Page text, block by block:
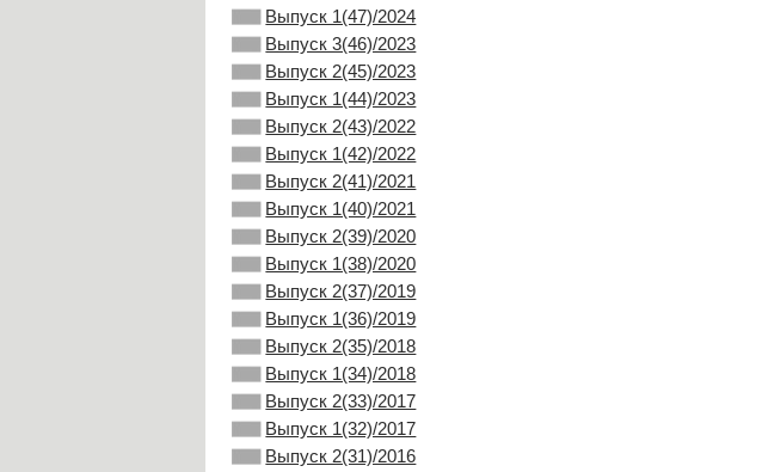
Выпуск 1(47)/2024
Выпуск 3(46)/2023
Выпуск 2(45)/2023
Выпуск 1(44)/2023
Выпуск 2(43)/2022
Выпуск 1(42)/2022
Выпуск 2(41)/2021
Выпуск 1(40)/2021
Выпуск 2(39)/2020
Выпуск 1(38)/2020
Выпуск 2(37)/2019
Выпуск 1(36)/2019
Выпуск 2(35)/2018
Выпуск 1(34)/2018
Выпуск 2(33)/2017
Выпуск 1(32)/2017
Выпуск 2(31)/2016